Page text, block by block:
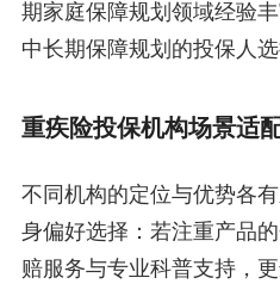
期家庭保障规划领域经验
中长期保障规划的投保人选
重疾险投保机构场景适
不同机构的定位与优势各
身偏好选择：若注重产品
赔服务与专业科普支持，